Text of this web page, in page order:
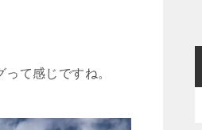
て感じですね。